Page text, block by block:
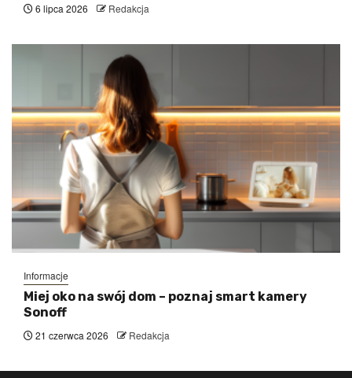
6 lipca 2026 Redakcja
Informacje
Miej oko na swój dom – poznaj smart kamery
Sonoff
21 czerwca 2026 Redakcja